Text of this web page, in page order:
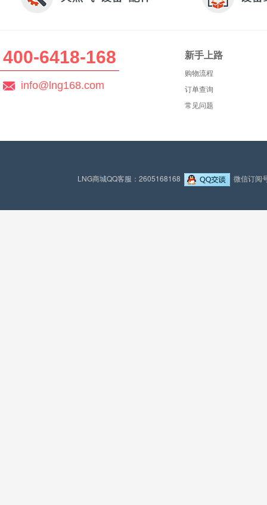
400-6418-168
info@lng168.com
新手上路
购物流程
订单查询
常见问题
LNG商城QQ客服：2605168168 微信订阅